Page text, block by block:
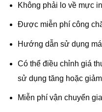
Không phải lo về mực
Được miễn phí công
Hướng dẫn sử dụng
Có thể điều chỉnh giá
sử dụng tăng hoặc
Miễn phí vận chuyển